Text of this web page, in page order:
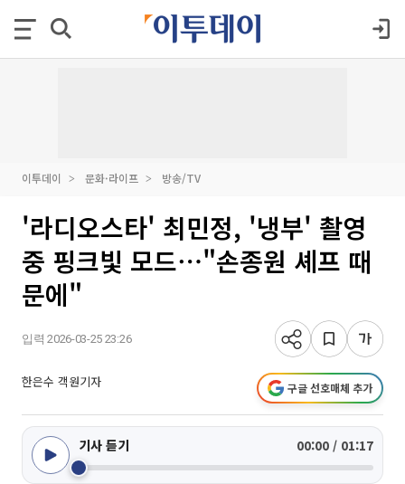
이투데이 문화·라이프 방송/TV
'라디오스타' 최민정, '냉부' 촬영
중 핑크빛 모드⋯"손종원 셰프 때
문에"
입력 2026-03-25 23:26
한은수 객원기자 구글 선호매체 추가
기사 듣기 00:00 / 01:17